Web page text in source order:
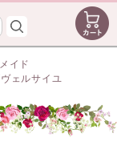
イド
ェルサイユ